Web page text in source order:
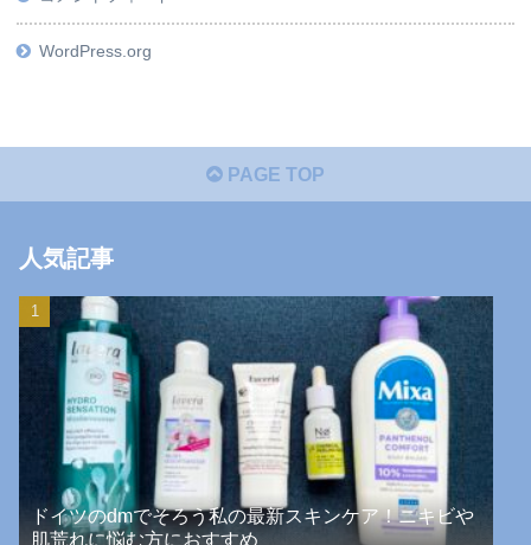
WordPress.org
PAGE TOP
人気記事
ドイツのdmでそろう私の最新スキンケア！ニキビや
肌荒れに悩む方におすすめ